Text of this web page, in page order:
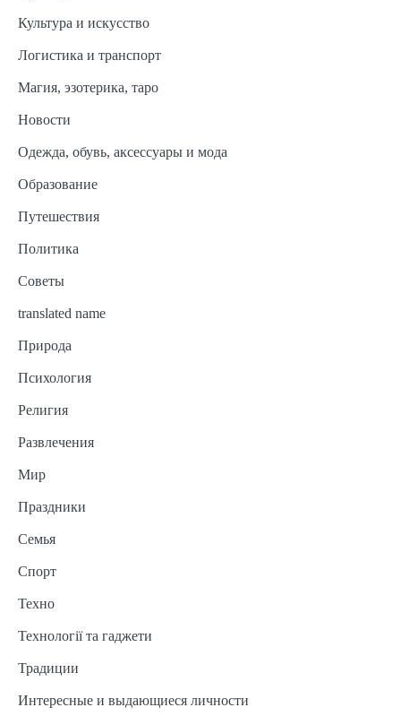
Культура и искусство
Логистика и транспорт
Магия, эзотерика, таро
Новости
Одежда, обувь, аксессуары и мода
Образование
Путешествия
Политика
Советы
translated name
Природа
Психология
Религия
Развлечения
Мир
Праздники
Семья
Спорт
Техно
Технології та гаджети
Традиции
Интересные и выдающиеся личности